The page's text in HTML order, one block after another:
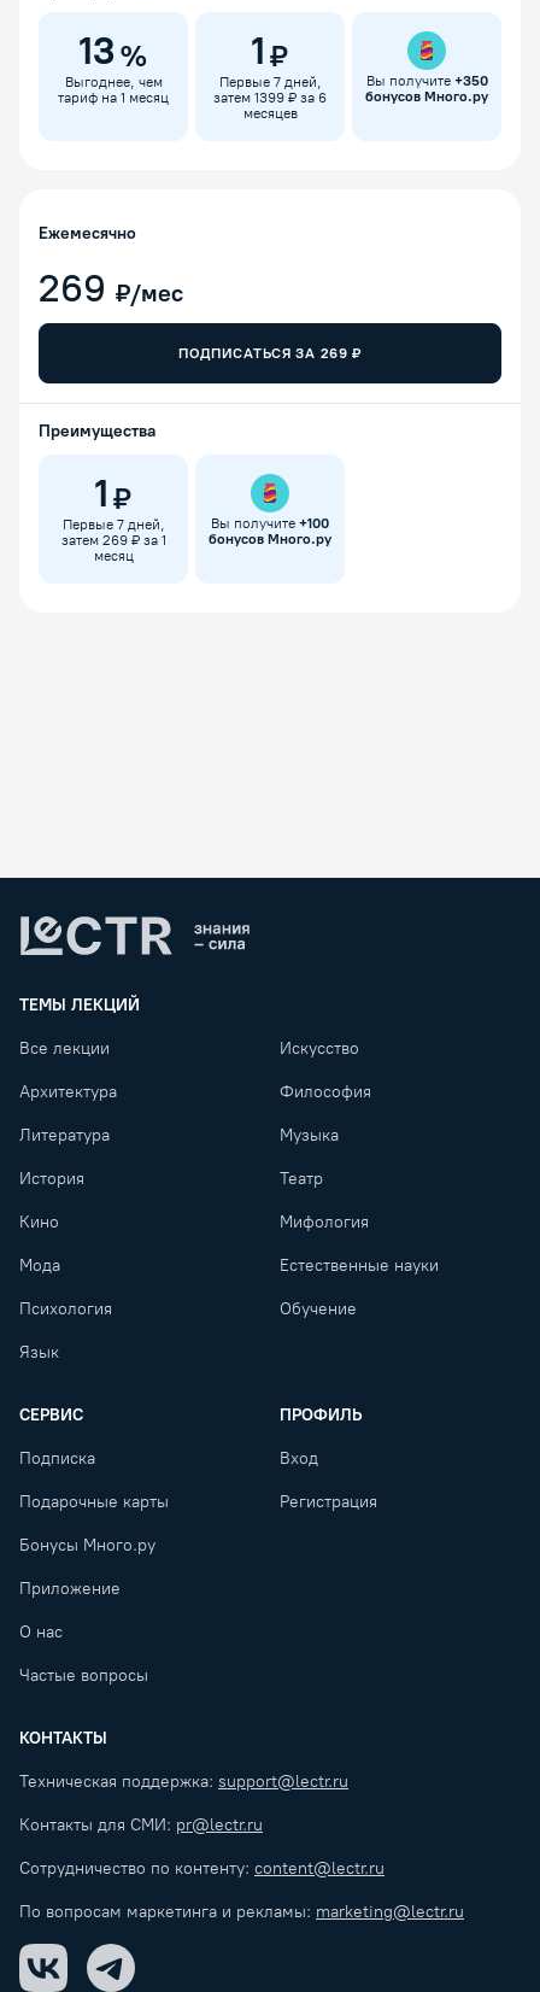
13 %
Выгоднее, чем
тариф на 1 месяц
1 ₽
Первые 7 дней,
затем 1399 ₽ за 6
месяцев
Вы получите +350
бонусов Много.ру
Ежемесячно
269 ₽/мес
ПОДПИСАТЬСЯ ЗА 269 ₽
Преимущества
1 ₽
Первые 7 дней,
затем 269 ₽ за 1
месяц
Вы получите +100
бонусов Много.ру
ТЕМЫ ЛЕКЦИЙ
Все лекции Искусство
Архитектура Философия
Литература Музыка
История Театр
Кино Мифология
Мода Естественные науки
Психология Обучение
Язык
СЕРВИС
Подписка
Подарочные карты
Бонусы Много.ру
Приложение
О нас
Частые вопросы
ПРОФИЛЬ
Вход
Регистрация
КОНТАКТЫ
Техническая поддержка: support@lectr.ru
Контакты для СМИ: pr@lectr.ru
Сотрудничество по контенту: content@lectr.ru
По вопросам маркетинга и рекламы: marketing@lectr.ru
VK Telegram